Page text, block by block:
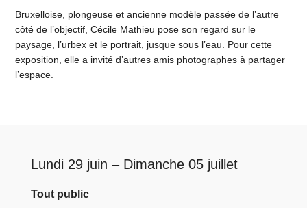
Bruxelloise, plongeuse et ancienne modèle passée de l’autre
côté de l’objectif, Cécile Mathieu pose son regard sur le
paysage, l’urbex et le portrait, jusque sous l’eau. Pour cette
exposition, elle a invité d’autres amis photographes à partager
l’espace.
Lundi 29 juin – Dimanche 05 juillet
Tout public